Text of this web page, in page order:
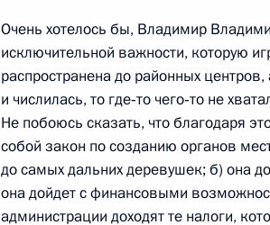
2 июня 2005 года, четверг
Начало встречи с Президентом
Назарбаевым
2 июня 2005 года, 22:53 Казахстан,
Очень хотелось бы, Владимир
исключительной важности, которую
распространена до районных
и числилась, то где‑то чего‑то не
Не побоюсь сказать, что благодаря
собой закон по созданию органов
до самых дальних деревушек; б) она
она дойдет с финансовыми
администрации доходят те налоги,